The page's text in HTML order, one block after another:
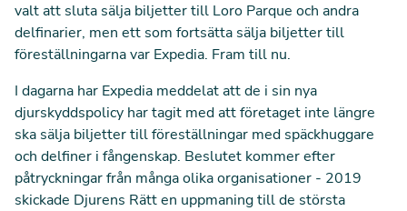
valt att sluta sälja biljetter till Loro Parque och andra
delfinarier, men ett som fortsätta sälja biljetter till
föreställningarna var Expedia. Fram till nu.
I dagarna har Expedia meddelat att de i sin nya
djurskyddspolicy har tagit med att företaget inte längre
ska sälja biljetter till föreställningar med späckhuggare
och delfiner i fångenskap. Beslutet kommer efter
påtryckningar från många olika organisationer - 2019
skickade Djurens Rätten uppmaning till de största